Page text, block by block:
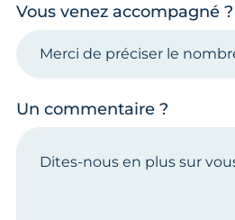
Vous venez accompagné ?
Un commentaire ?